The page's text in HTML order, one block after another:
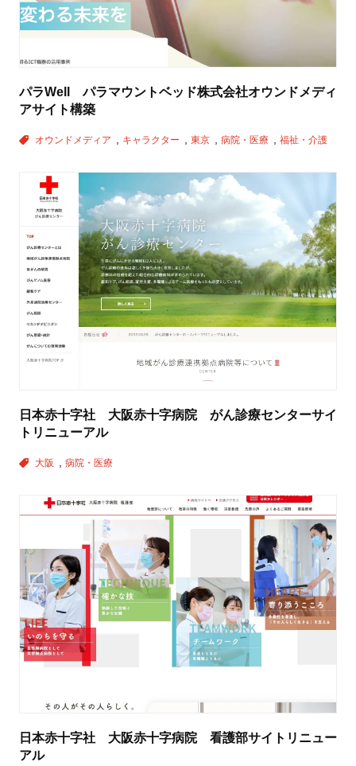
パラWell パラマウントベッド株式会社オウンドメディ
アサイト構築
オウンドメディア キャラクター 東京 病院・医療 福祉・介護
日本赤十字社 大阪赤十字病院 がん診療センターサイ
トリニューアル
大阪 病院・医療
日本赤十字社 大阪赤十字病院 看護部サイトリニュー
アル